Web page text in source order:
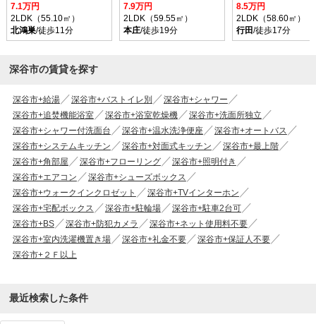
7.1万円
2LDK（55.10㎡）
北鴻巣/徒歩11分
7.9万円
2LDK（59.55㎡）
本庄/徒歩19分
8.5万円
2LDK（58.60㎡）
行田/徒歩17分
深谷市の賃貸を探す
深谷市+給湯 深谷市+バストイレ別
深谷市+シャワー
深谷市+追焚機能浴室
深谷市+浴室乾燥機
深谷市+洗面所独立
深谷市+シャワー付洗面台
深谷市+温水洗浄便座
深谷市+オートバス
深谷市+システムキッチン
深谷市+対面式キッチン
深谷市+最上階
深谷市+角部屋
深谷市+フローリング
深谷市+照明付き
深谷市+エアコン
深谷市+シューズボックス
深谷市+ウォークインクロゼット
深谷市+TVインターホン
深谷市+宅配ボックス
深谷市+駐輪場
深谷市+駐車2台可
深谷市+BS
深谷市+防犯カメラ
深谷市+ネット使用料不要
深谷市+室内洗濯機置き場
深谷市+礼金不要
深谷市+保証人不要
深谷市+２Ｆ以上
最近検索した条件